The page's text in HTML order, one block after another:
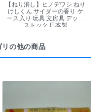
【ねり消し】ヒノデワシ ねり
けしくん サイダーの香り ケ
ース入り 玩具 文房具 デッド
ストック 日本製
の他の商品